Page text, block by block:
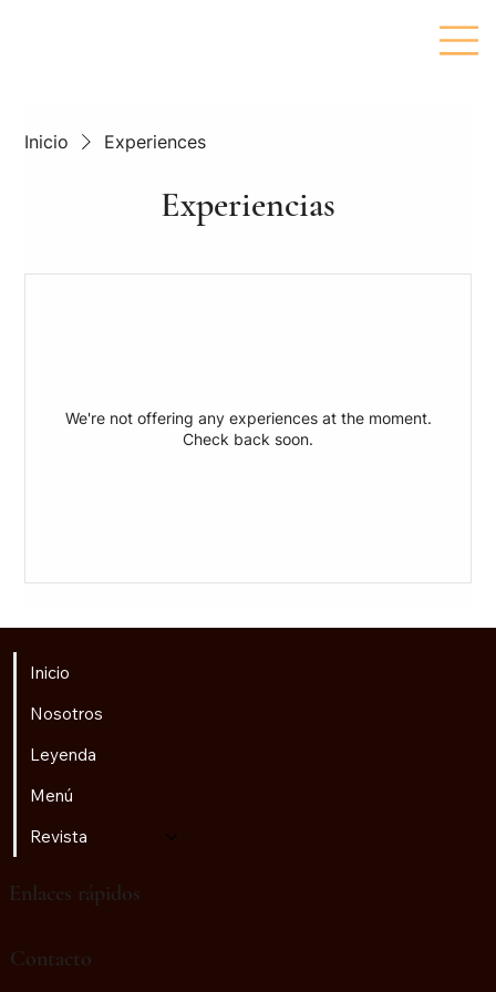
Inicio Experiences
Experiencias
We're not offering any experiences at the moment.
Check back soon.
Contacto
Enlaces rápidos
Inicio
Nosotros
Leyenda
Menú
Revista
Radio Golem